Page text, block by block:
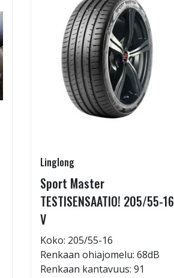
Linglong
Sport Master
TESTISENSAATIO! 205/55-16
V
Koko: 205/55-16
Renkaan ohiajomelu: 68dB
Renkaan kantavuus: 91